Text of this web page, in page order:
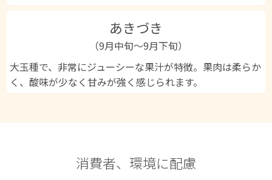
あきづき
（9月中旬～9月下旬）
大玉種で、非常にジューシーな果汁が特徴。果肉は柔らか
く、酸味が少なく甘みが強く感じられます。
消費者、環境に配慮